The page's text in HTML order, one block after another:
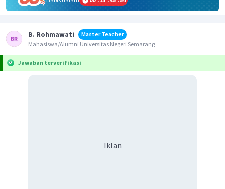
B. Rohmawati
Master Teacher
Mahasiswa/Alumni Universitas Negeri Semarang
Jawaban terverifikasi
Iklan